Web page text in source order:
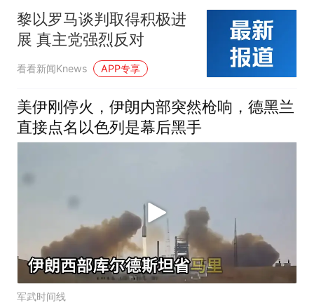
黎以罗马谈判取得积极进
展 真主党强烈反对
看看新闻Knews APP专享
美伊刚停火，伊朗内部突然枪响，德黑兰
直接点名以色列是幕后黑手
军武时间线